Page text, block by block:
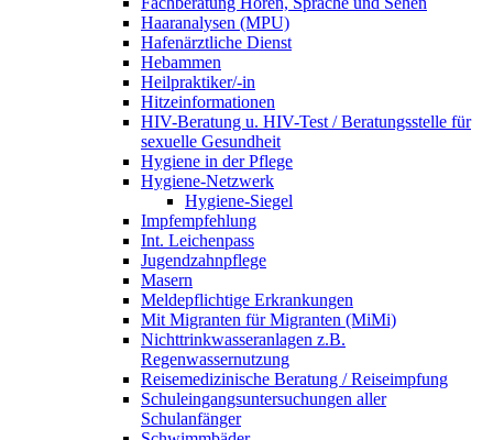
Haaranalysen (MPU)
Hafenärztliche Dienst
Hebammen
Heilpraktiker/-in
Hitzeinformationen
HIV-Beratung u. HIV-Test / Beratungsstelle für
sexuelle Gesundheit
Hygiene in der Pflege
Hygiene-Netzwerk
Hygiene-Siegel
Impfempfehlung
Int. Leichenpass
Jugendzahnpflege
Masern
Meldepflichtige Erkrankungen
Mit Migranten für Migranten (MiMi)
Nichttrinkwasseranlagen z.B.
Regenwassernutzung
Reisemedizinische Beratung / Reiseimpfung
Schuleingangsuntersuchungen aller
Schulanfänger